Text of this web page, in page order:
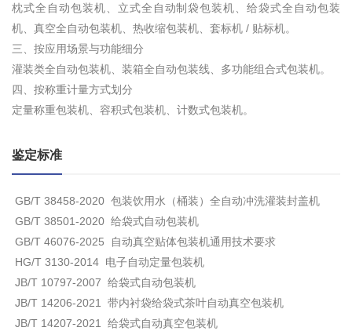
枕式全自动包装机、立式全自动制袋包装机、给袋式全自动包装
机、真空全自动包装机、热收缩包装机、套标机 / 贴标机。
三、按应用场景与功能细分
灌装类全自动包装机、装箱全自动包装线、多功能组合式包装机。
四、按称重计量方式划分
定量称重包装机、容积式包装机、计数式包装机。
鉴定标准
GB/T 38458-2020 包装饮用水（桶装）全自动冲洗灌装封盖机
GB/T 38501-2020 给袋式自动包装机
GB/T 46076-2025 自动真空贴体包装机通用技术要求
HG/T 3130-2014 电子自动定量包装机
JB/T 10797-2007 给袋式自动包装机
JB/T 14206-2021 带内衬袋给袋式茶叶自动真空包装机
JB/T 14207-2021 给袋式自动真空包装机